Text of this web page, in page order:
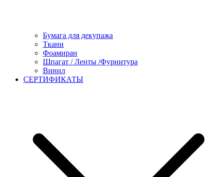
Бумага для декупажа
Ткани
Фоамиран
Шпагат / Ленты /Фурнитура
Винил
СЕРТИФИКАТЫ